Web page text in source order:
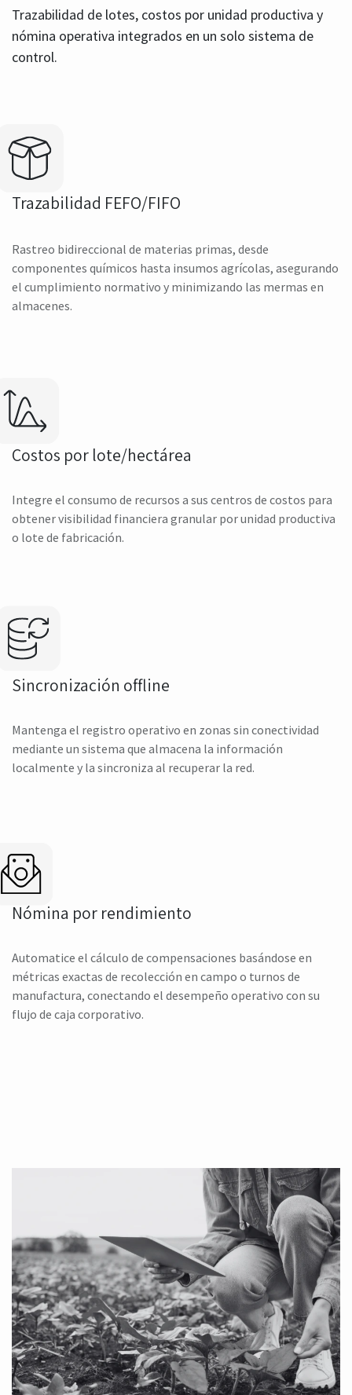
Trazabilidad de lotes, costos por unidad productiva y
nómina operativa integrados en un solo sistema de
control.
Trazabilidad FEFO/FIFO
Rastreo bidireccional de materias primas, desde
componentes químicos hasta insumos agrícolas, asegurando
el cumplimiento normativo y minimizando las mermas en
almacenes.
Costos por lote/hectárea
Integre el consumo de recursos a sus centros de costos para
obtener visibilidad financiera granular por unidad productiva
o lote de fabricación.
Sincronización offline
Mantenga el registro operativo en zonas sin conectividad
mediante un sistema que almacena la información
localmente y la sincroniza al recuperar la red.
Nómina por rendimiento
Automatice el cálculo de compensaciones basándose en
métricas exactas de recolección en campo o turnos de
manufactura, conectando el desempeño operativo con su
flujo de caja corporativo.